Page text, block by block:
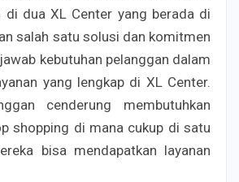
di dua XL Center yang berada di
salah satu solusi dan komitmen
kebutuhan pelanggan dalam
yang lengkap di XL Center.
cenderung membutuhkan
shopping di mana cukup di satu
bisa mendapatkan layanan